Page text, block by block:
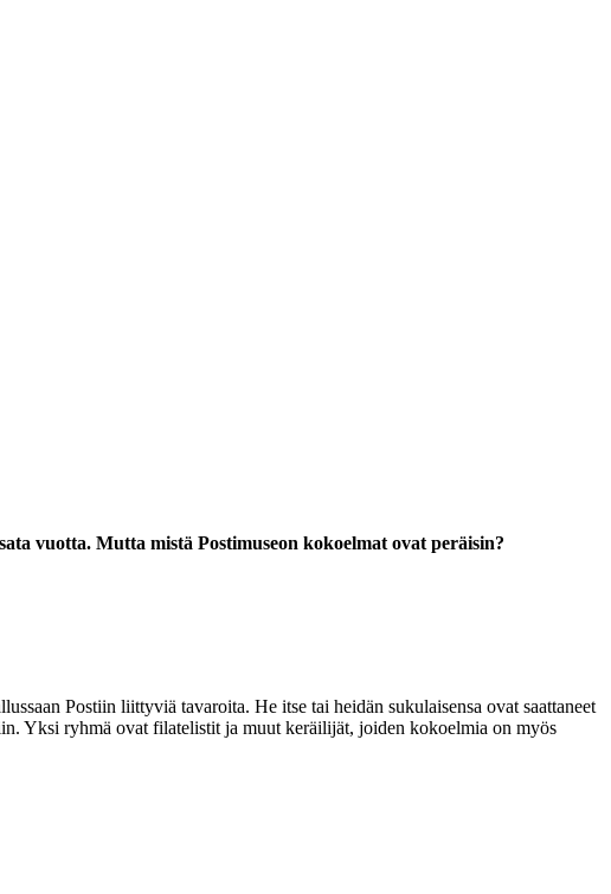
vuotta. Mutta mistä Postimuseon kokoelmat ovat peräisin?
Postiin liittyviä tavaroita. He itse tai heidän sukulaisensa ovat saattaneet
Yksi ryhmä ovat filatelistit ja muut keräilijät, joiden kokoelmia on myös